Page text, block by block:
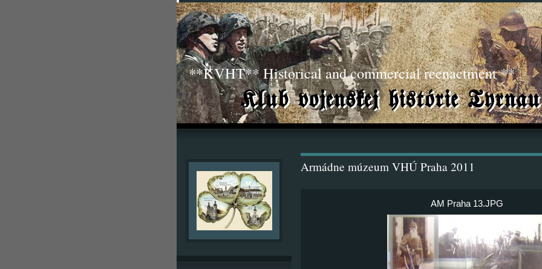
**KVHT** Historical and commercial reenactment **
Armádne múzeum VHÚ Praha 2011
AM Praha 13.JPG